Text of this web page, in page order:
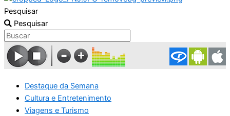
Pesquisar
Pesquisar
Destaque da Semana
Cultura e Entretenimento
Viagens e Turismo